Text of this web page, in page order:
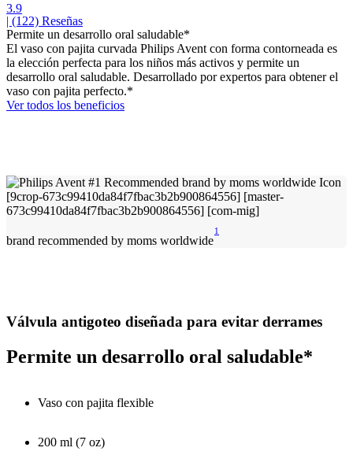
3.9
| (122) Reseñas
Permite un desarrollo oral saludable*
El vaso con pajita curvada Philips Avent con forma contorneada es
la elección perfecta para los niños más activos y permite un
desarrollo oral saludable. Desarrollado por expertos para obtener el
vaso con pajita perfecto.*
Ver todos los beneficios
brand recommended by moms worldwide
1
Válvula antigoteo diseñada para evitar derrames
Permite un desarrollo oral saludable*
Vaso con pajita flexible
200 ml (7 oz)